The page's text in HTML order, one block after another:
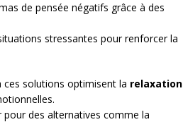
de pensée négatifs grâce à des
stressantes pour renforcer la
ces solutions optimisent la relaxation
des alternatives comme la